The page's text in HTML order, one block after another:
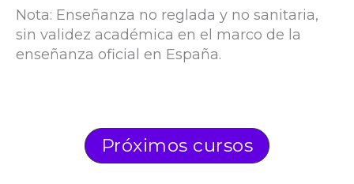
Nota: Enseñanza no reglada y no sanitaria,
sin validez académica en el marco de la
enseñanza oficial en España.
Próximos cursos